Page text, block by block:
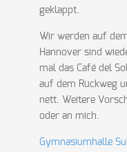
geklappt.
Wir werden auf
Hannover sind
mal das Café del
auf dem Rückweg
nett. Weitere
oder an mich.
Gymnasiumhalle